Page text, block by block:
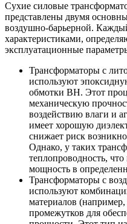
Сухие силовые
представлены двумя
воздушно-барьерной.
характеристиками,
эксплуатационные
Трансформаторы с
используют
обмотки ВН. Этот
механическую
воздействию влаги и
имеет хорошую
снижает риск
Однако, у таких
теплопроводность,
мощность в
Трансформаторы с
используют
материалов
промежутков для